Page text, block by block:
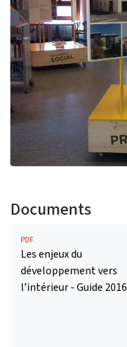
Documents
PDF
Les enjeux du
développement vers
l’intérieur - Guide 2016